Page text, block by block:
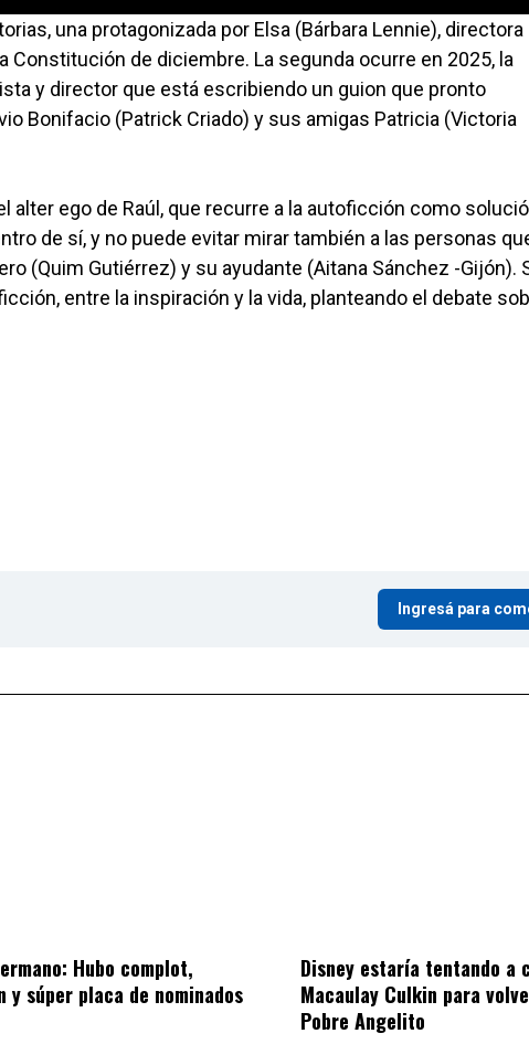
una protagonizada por Elsa (Bárbara Lennie), directora
Constitución de diciembre. La segunda ocurre en 2025, la
y director que está escribiendo un guion que pronto
Bonifacio (Patrick Criado) y sus amigas Patricia (Victoria
alter ego de Raúl, que recurre a la autoficción como
de sí, y no puede evitar mirar también a las personas
(Quim Gutiérrez) y su ayudante (Aitana Sánchez -Gijón).
entre la inspiración y la vida, planteando el debate
Ingresá para
Hubo complot,
y súper placa de nominados
Disney estaría tentando a
Macaulay Culkin para
Pobre Angelito